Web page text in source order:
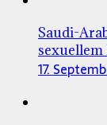
Saudi-
17.